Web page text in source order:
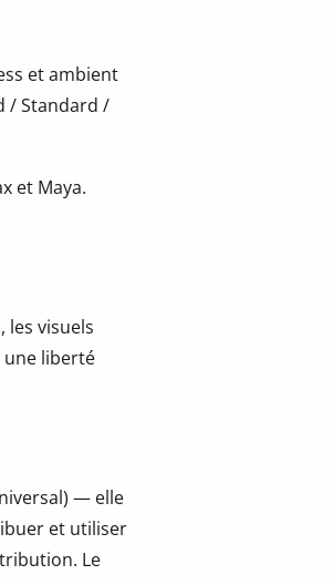
et ambient
/ Standard /
et Maya.
les visuels
une liberté
— elle
et utiliser
Le